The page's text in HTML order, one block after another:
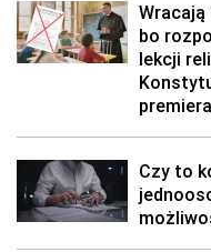
Wracają
bo
lekcji
premiera
Czy to